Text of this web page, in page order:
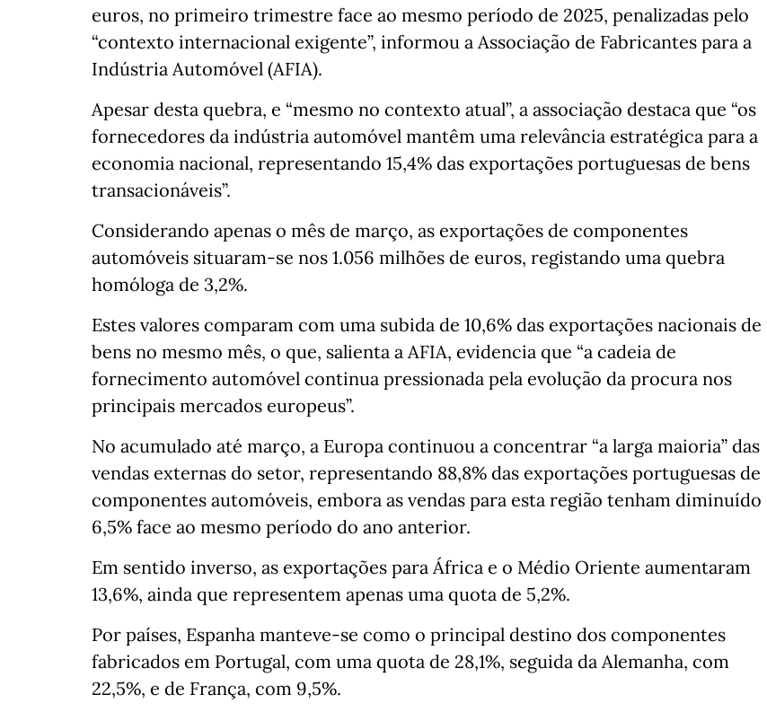
euros, no primeiro trimestre face ao mesmo período de 2025, penalizadas pelo
“contexto internacional exigente”, informou a Associação de Fabricantes para a
Indústria Automóvel (AFIA).
Apesar desta quebra, e “mesmo no contexto atual”, a associação destaca que “os
fornecedores da indústria automóvel mantêm uma relevância estratégica para a
economia nacional, representando 15,4% das exportações portuguesas de bens
transacionáveis”.
Considerando apenas o mês de março, as exportações de componentes
automóveis situaram-se nos 1.056 milhões de euros, registando uma quebra
homóloga de 3,2%.
Estes valores comparam com uma subida de 10,6% das exportações nacionais de
bens no mesmo mês, o que, salienta a AFIA, evidencia que “a cadeia de
fornecimento automóvel continua pressionada pela evolução da procura nos
principais mercados europeus”.
No acumulado até março, a Europa continuou a concentrar “a larga maioria” das
vendas externas do setor, representando 88,8% das exportações portuguesas de
componentes automóveis, embora as vendas para esta região tenham diminuído
6,5% face ao mesmo período do ano anterior.
Em sentido inverso, as exportações para África e o Médio Oriente aumentaram
13,6%, ainda que representem apenas uma quota de 5,2%.
Por países, Espanha manteve-se como o principal destino dos componentes
fabricados em Portugal, com uma quota de 28,1%, seguida da Alemanha, com
22,5%, e de França, com 9,5%.